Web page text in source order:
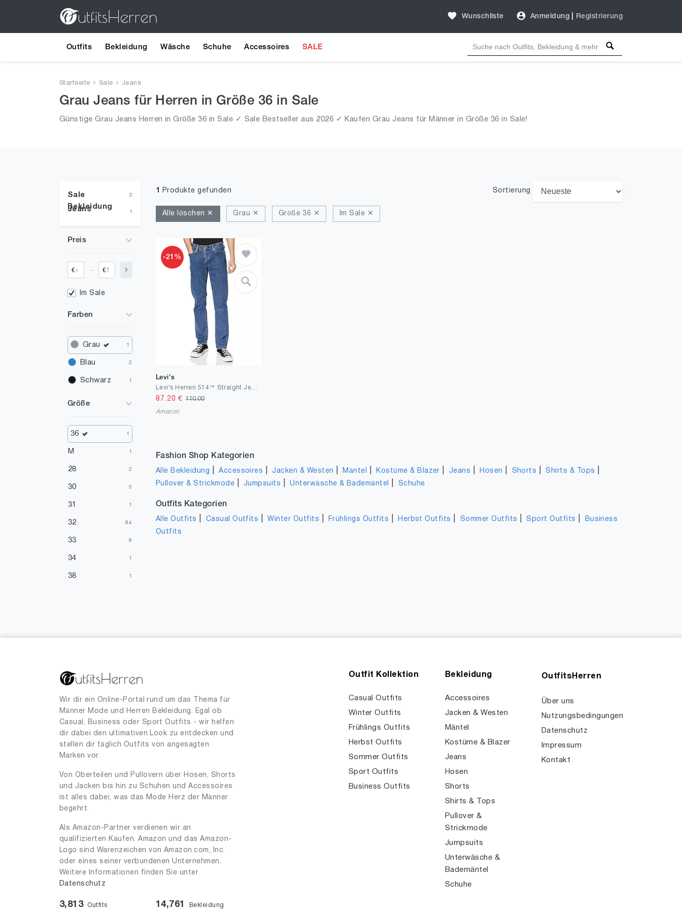
Wunschliste Anmeldung Registrierung
Outfits Bekleidung Wäsche Schuhe Accessoires SALE
Startseite Sale Jeans
Grau Jeans für Herren in Größe 36 in Sale
Günstige Grau Jeans Herren in Größe 36 in Sale ✓ Sale Bestseller aus 2026 ✓ Kaufen Grau Jeans für Männer in Größe 36 in Sale!
Sale
Bekleidung
2
Jeans 1
Preis
€ €
Im Sale
Farben
Grau 1
Blau 2
Schwarz 1
Größe
36 1
M 1
28 2
30 5
31 1
32 84
33 8
34 1
38 1
1 Produkte gefunden Sortierung
Alle löschen ✕ Grau ✕ Größe 36 ✕ Im Sale ✕
-21%
Levi's
87.20 €110.00
Amazon
Fashion Shop Kategorien
Alle Bekleidung |Accessoires |Jacken & Westen Mäntel Kostüme & Blazer Jeans Hosen Shorts |Shirts & Tops
Pullover & Strickmode |Jumpsuits |Unterwäsche & Bademäntel Schuhe
Outfits Kategorien
Alle Outfits Casual Outfits |Winter Outfits Frühlings Outfits Herbst Outfits Sommer Outfits |Sport Outfits
Business
Outfits
Wir dir ein Online-Portal rund um das Thema für
Männer Mode und Herren Bekleidung. Egal ob
Casual, Business oder Sport Outfits - wir helfen
dir dabei den ultimativen Look zu entdecken und
stellen dir täglich Outfits von angesagten
Marken vor.
Von Oberteilen und Pullovern über Hosen, Shorts
und Jacken bis hin zu Schuhen und Accessoires
ist alles dabei, was das Mode Herz der Männer
begehrt.
Als Amazon-Partner verdienen wir an
qualifizierten Käufen. Amazon und das Amazon-
Logo sind Warenzeichen von Amazon.com, Inc.
oder eines seiner verbundenen Unternehmen.
Weitere Informationen finden Sie unter
Datenschutz
3,813 Outfits 14,761 Bekleidung
Outfit Kollektion
Casual Outfits
Winter Outfits
Frühlings Outfits
Herbst Outfits
Sommer Outfits
Sport Outfits
Business Outfits
Bekleidung
Accessoires
Jacken & Westen
Mäntel
Kostüme & Blazer
Jeans
Hosen
Shorts
Shirts & Tops
Pullover &
Strickmode
Jumpsuits
Unterwäsche &
Bademäntel
Schuhe
OutfitsHerren
Über uns
Nutzungsbedingungen
Datenschutz
Impressum
Kontakt